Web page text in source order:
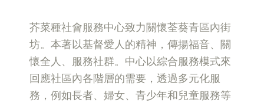
芥菜種社會服務中心致力關懷荃葵青區內街
坊。本著以基督愛人的精神，傳揚福音、關
懷全人、服務社群。中心以綜合服務模式來
回應社區內各階層的需要，透過多元化服
務，例如長者、婦女、青少年和兒童服務等